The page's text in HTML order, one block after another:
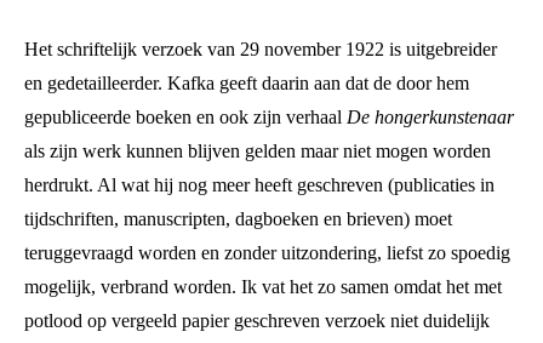
Het schriftelijk verzoek van 29 november 1922 is uitgebreider
en gedetailleerder. Kafka geeft daarin aan dat de door hem
gepubliceerde boeken en ook zijn verhaal De hongerkunstenaar
als zijn werk kunnen blijven gelden maar niet mogen worden
herdrukt. Al wat hij nog meer heeft geschreven (publicaties in
tijdschriften, manuscripten, dagboeken en brieven) moet
teruggevraagd worden en zonder uitzondering, liefst zo spoedig
mogelijk, verbrand worden. Ik vat het zo samen omdat het met
potlood op vergeeld papier geschreven verzoek niet duidelijk